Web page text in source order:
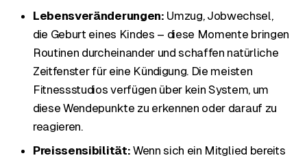
Lebensveränderungen: Umzug, Jobwechsel,
die Geburt eines Kindes – diese Momente bringen
Routinen durcheinander und schaffen natürliche
Zeitfenster für eine Kündigung. Die meisten
Fitnessstudios verfügen über kein System, um
diese Wendepunkte zu erkennen oder darauf zu
reagieren.
Preissensibilität: Wenn sich ein Mitglied bereits